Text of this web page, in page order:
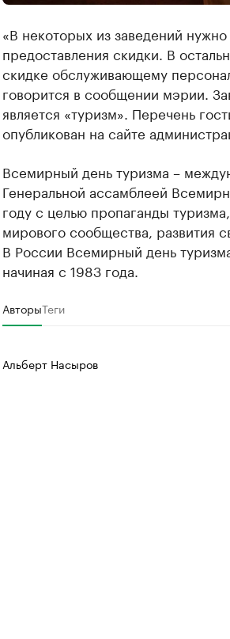
«В некоторых из заведений
предоставления скидки. В
скидке обслуживающему
говорится в сообщении мэрии.
является «туризм». Перечень
опубликован на сайте
Всемирный день туризма –
Генеральной ассамблеей
году с целью пропаганды
мирового сообщества, развития
В России Всемирный день
начиная с 1983 года.
АвторыТеги
Альберт Насыров